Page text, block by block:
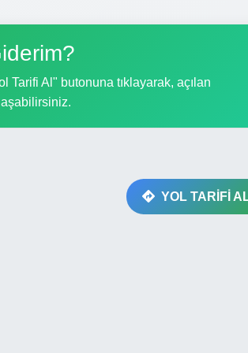
Al" butonuna tıklayarak, açılan
YOL TARİFİ